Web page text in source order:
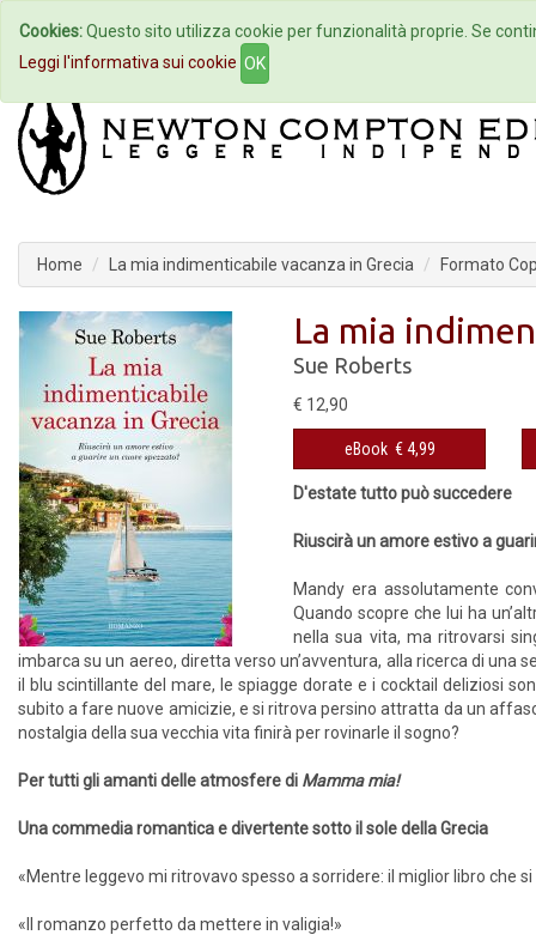
Home Autori Eventi
Home La mia indimenticabile vacanza in Grecia Formato
La mia
Sue Roberts
€ 12,90
eBook € 4,99
D'estate tutto può succedere
Riuscirà un amore estivo a
Mandy era assolutamente
Quando scopre che lui ha
nella sua vita, ma ritrovarsi
imbarca su un aereo, diretta verso un’avventura, alla ricerca di una
il blu scintillante del mare, le spiagge dorate e i cocktail deliziosi
subito a fare nuove amicizie, e si ritrova persino attratta da un
nostalgia della sua vecchia vita finirà per rovinarle il sogno?
Per tutti gli amanti delle atmosfere di Mamma mia!
Una commedia romantica e divertente sotto il sole della Grecia
«Mentre leggevo mi ritrovavo spesso a sorridere: il miglior libro che
«Il romanzo perfetto da mettere in valigia!»
Cookies:Questo sito utilizza cookie per funzionalità proprie. Se
Leggi l'informativa sui cookie OK